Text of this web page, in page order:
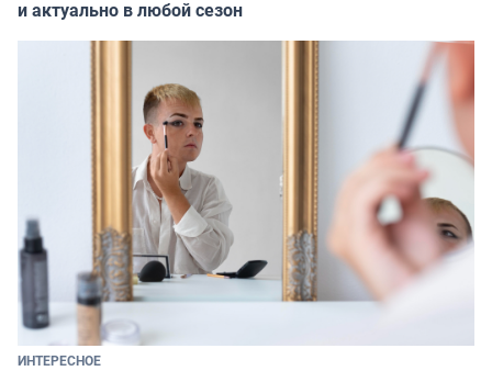
и актуально в любой сезон
ИНТЕРЕСНОЕ